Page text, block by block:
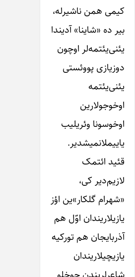
کیمی همن ناشیرله،
بیر ده «شاینا» آدیندا
یئنی‌یئتمه‌لر اوچون
دوز‌یازی پووئستی
یئنی‌یئتمه
اوخوجولارین
اوخوسونا وئریلیب
یاییملانمیشدیر.
قئید ائتمک
لازیم‌دیر کی،
«شهرام گلکار»ین اؤز
یازیلاریندان اوّل هم
آذربایجان هم تورکیه
یازیچیلاریندان